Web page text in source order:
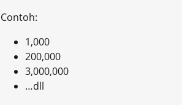
Contoh:
1,000
200,000
3,000,000
…dll